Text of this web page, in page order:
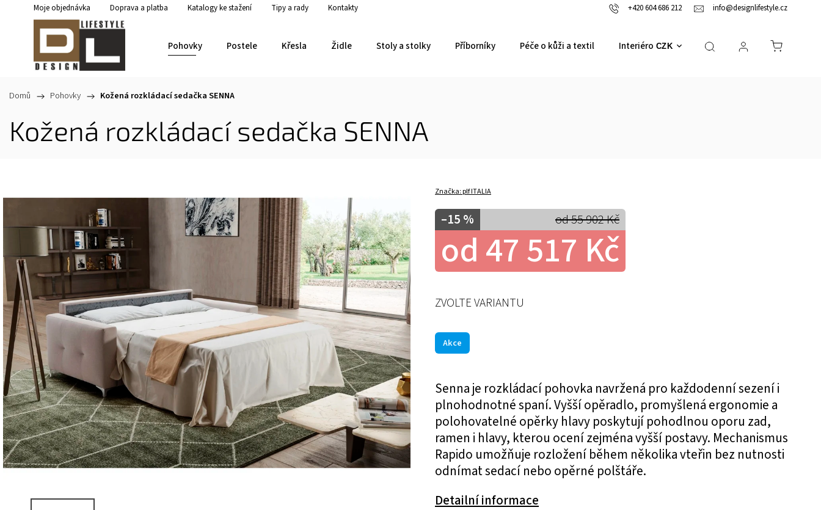
+420 604 686 212 info@designlifestyle.cz
Moje objednávka Doprava a platba Katalogy ke stažení Tipy a rady Kontakty
CZK
Pohovky Postele Křesla Židle Stoly a stolky Příborníky Péče o kůži a textil Interiérové doplňky
Domů / Pohovky / Kožená rozkládací sedačka SENNA
Kožená rozkládací sedačka SENNA
Značka:plf ITALIA
od 55 902 Kč
–15 %
od 47 517 Kč
Senna je rozkládací pohovka navržená pro každodenní sezení i
plnohodnotné spaní. Vyšší opěradlo, promyšlená ergonomie a
polohovatelné opěrky hlavy poskytují pohodlnou oporu zad,
ramen i hlavy, kterou ocení zejména vyšší postavy. Mechanismus
Rapido umožňuje rozložení během několika vteřin bez nutnosti
odnímat sedací nebo opěrné polštáře.
Detailní informace
Akce
ZVOLTE VARIANTU